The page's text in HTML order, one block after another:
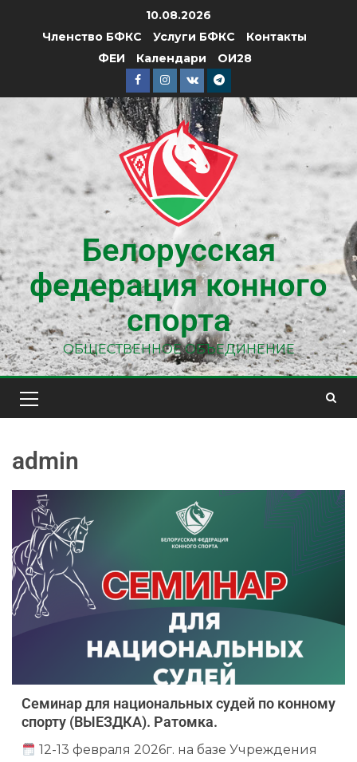
10.08.2026
Членство БФКС
Услуги БФКС
Контакты
ФЕИ
Календари ОИ28
Белорусская
федерация конного
спорта
ОБЩЕСТВЕННОЕ ОБЪЕДИНЕНИЕ
admin
Семинар для национальных судей по конному
спорту (ВЫЕЗДКА). Ратомка.
12-13 февраля 2026г. на базе Учреждения